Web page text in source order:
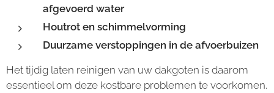
afgevoerd water
Houtrot en schimmelvorming
Duurzame verstoppingen in de afvoerbuizen
Het tijdig laten reinigen van uw dakgoten is daarom
essentieel om deze kostbare problemen te voorkomen.